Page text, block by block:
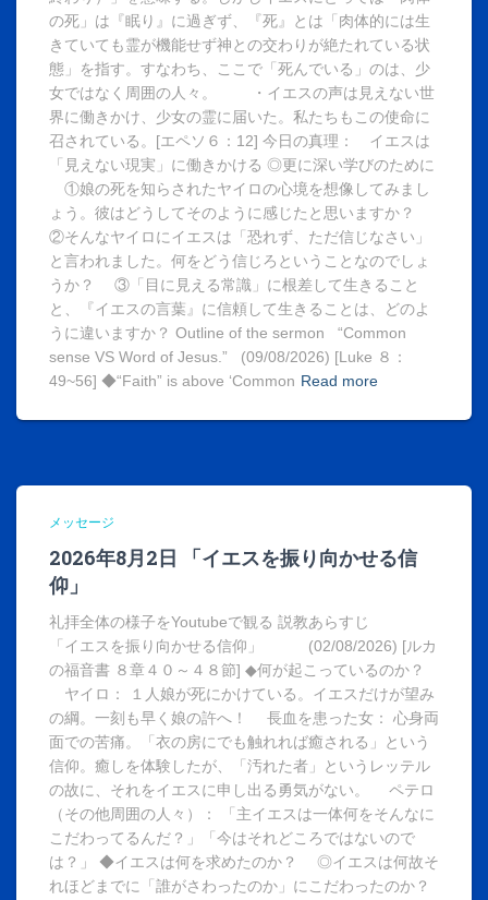
の死」は『眠り』に過ぎず、『死』とは「肉体的には生
きていても霊が機能せず神との交わりが絶たれている状
態」を指す。すなわち、ここで「死んでいる」のは、少
女ではなく周囲の人々。 ・イエスの声は見えない世
界に働きかけ、少女の霊に届いた。私たちもこの使命に
召されている。[エペソ６：12] 今日の真理： イエスは
「見えない現実」に働きかける ◎更に深い学びのために
①娘の死を知らされたヤイロの心境を想像してみまし
ょう。彼はどうしてそのように感じたと思いますか？
②そんなヤイロにイエスは「恐れず、ただ信じなさい」
と言われました。何をどう信じろということなのでしょ
うか？ ③「目に見える常識」に根差して生きること
と、『イエスの言葉』に信頼して生きることは、どのよ
うに違いますか？ Outline of the sermon “Common
sense VS Word of Jesus.” (09/08/2026) [Luke ８：
49~56] ◆“Faith” is above ‘Common Read more
メッセージ
2026年8月2日 「イエスを振り向かせる信
仰」
礼拝全体の様子をYoutubeで観る 説教あらすじ
「イエスを振り向かせる信仰」 (02/08/2026) [ルカ
の福音書 ８章４０～４８節] ◆何が起こっているのか？
ヤイロ： １人娘が死にかけている。イエスだけが望み
の綱。一刻も早く娘の許へ！ 長血を患った女： 心身両
面での苦痛。「衣の房にでも触れれば癒される」という
信仰。癒しを体験したが、「汚れた者」というレッテル
の故に、それをイエスに申し出る勇気がない。 ペテロ
（その他周囲の人々）： 「主イエスは一体何をそんなに
こだわってるんだ？」「今はそれどころではないので
は？」 ◆イエスは何を求めたのか？ ◎イエスは何故そ
れほどまでに「誰がさわったのか」にこだわったのか？